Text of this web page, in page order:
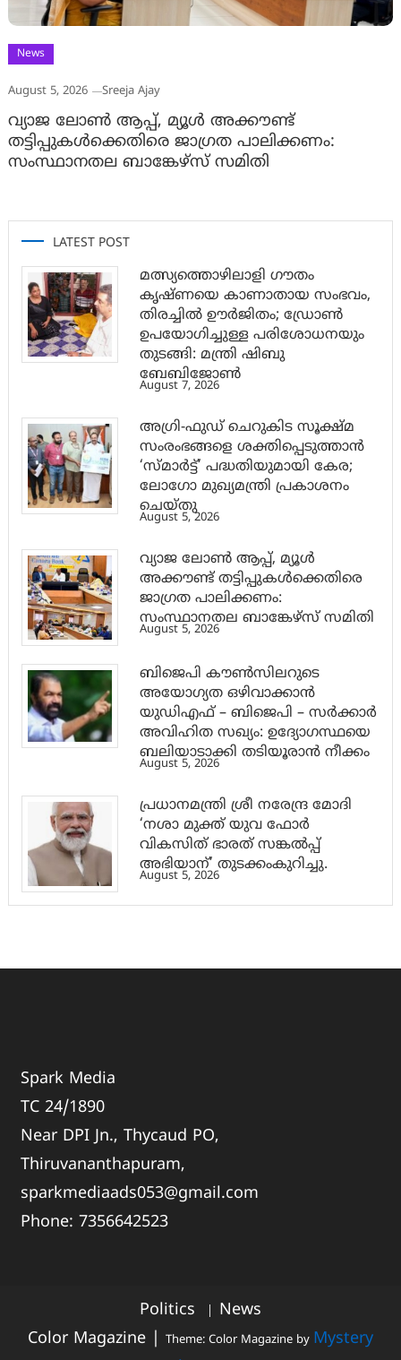
News
August 5, 2026 Sreeja Ajay
വ്യാജ ലോൺ ആപ്പ്, മ്യൂൾ അക്കൗണ്ട്
തട്ടിപ്പുകൾക്കെതിരെ ജാ​ഗ്രത പാലിക്കണം:
സംസ്ഥാനതല ബാങ്കേഴ്സ് സമിതി
LATEST POST
മത്സ്യത്തൊഴിലാളി ഗൗതം
കൃഷ്ണയെ കാണാതായ സംഭവം,
തിരച്ചിൽ ഊർജിതം; ഡ്രോണ്‍
ഉപയോഗിച്ചുള്ള പരിശോധനയും
തുടങ്ങി: മന്ത്രി ഷിബു
ബേബിജോണ്‍
August 7, 2026
അഗ്രി-ഫുഡ് ചെറുകിട സൂക്ഷ്മ
സംരംഭങ്ങളെ ശക്തിപ്പെടുത്താന്‍
‘സ്മാര്‍ട്ട്’ പദ്ധതിയുമായി കേര;
ലോഗോ മുഖ്യമന്ത്രി പ്രകാശനം
ചെയ്തു
August 5, 2026
വ്യാജ ലോൺ ആപ്പ്, മ്യൂൾ
അക്കൗണ്ട് തട്ടിപ്പുകൾക്കെതിരെ
ജാ​ഗ്രത പാലിക്കണം:
സംസ്ഥാനതല ബാങ്കേഴ്സ് സമിതി
August 5, 2026
ബിജെപി കൗൺസിലറുടെ
അയോഗ്യത ഒഴിവാക്കാൻ
യുഡിഎഫ് – ബിജെപി – സർക്കാർ
അവിഹിത സഖ്യം: ഉദ്യോഗസ്ഥയെ
ബലിയാടാക്കി തടിയൂരാൻ നീക്കം
August 5, 2026
പ്രധാനമന്ത്രി ശ്രീ നരേന്ദ്ര മോദി
‘നശാ മുക്ത് യുവ ഫോർ
വികസിത് ഭാരത് സങ്കൽപ്പ്
അഭിയാന്’ തുടക്കംകുറിച്ചു.
August 5, 2026
Spark Media
TC 24/1890
Near DPI Jn., Thycaud PO,
Thiruvananthapuram,
sparkmediaads053@gmail.com
Phone:7356642523
Politics
News
Color Magazine
Theme: Color Magazine by Mystery